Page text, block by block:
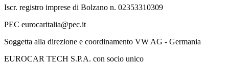
Iscr. registro imprese di Bolzano n. 02353310309
PEC eurocaritalia@pec.it
Soggetta alla direzione e coordinamento VW AG - Germania
EUROCAR TECH S.P.A. con socio unico